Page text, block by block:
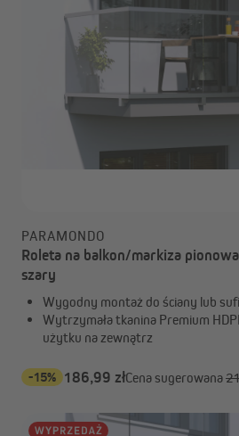
PARAMONDO
Roleta na balkon/markiza
szary
Wygodny montaż do ściany lub
Wytrzymała tkanina Premium
użytku na zewnątrz
-15% 186,99 złCena sugerowana